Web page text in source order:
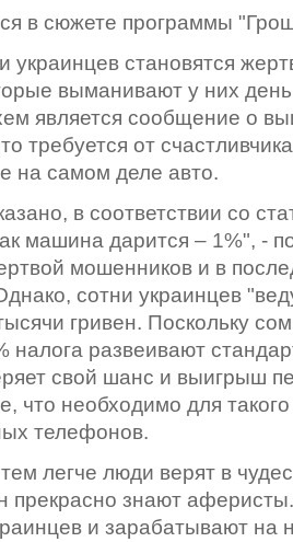
в сюжете программы
украинцев становятся
выманивают у них
является сообщение о
требуется от
на самом деле авто.
в соответствии со
машина дарится – 1%", -
мошенников и в
сотни украинцев
гривен. Поскольку
налога развеивают
свой шанс и выигрыш
что необходимо для
телефонов.
легче люди верят в
прекрасно знают
и зарабатывают